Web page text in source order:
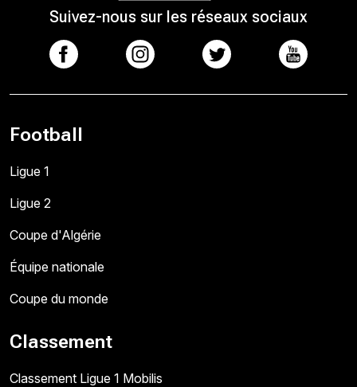
Suivez-nous sur les réseaux sociaux
Football
Ligue 1
Ligue 2
Coupe d'Algérie
Équipe nationale
Coupe du monde
Classement
Classement Ligue 1 Mobilis